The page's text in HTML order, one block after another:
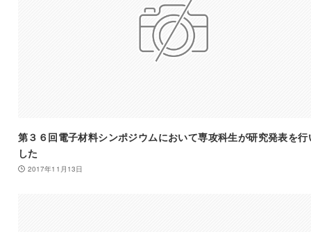
第３６回電子材料シンポジウムにおいて専攻科生が研究発表を行
した
2017年11月13日